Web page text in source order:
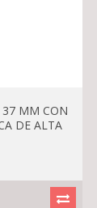
37 MM CON
DE ALTA